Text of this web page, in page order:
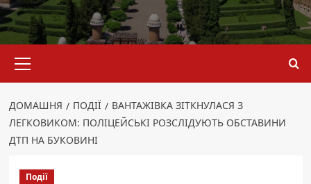
меню
ДОМАШНЯ ПОДІЇ
ВАНТАЖІВКА ЗІТКНУЛАСЯ З
ЛЕГКОВИКОМ: ПОЛІЦЕЙСЬКІ РОЗСЛІДУЮТЬ ОБСТАВИНИ
ДТП НА БУКОВИНІ
Події